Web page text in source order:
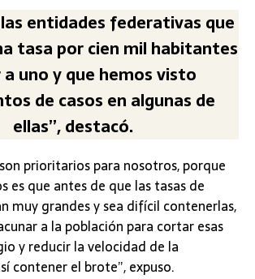
entidades federativas que
tasa por cien mil habitantes
uno y que hemos visto
de casos en algunas de
ellas”, destacó.
prioritarios para nosotros, porque
es que antes de que las tasas de
muy grandes y sea difícil contenerlas,
a la población para cortar esas
y reducir la velocidad de la
contener el brote”, expuso.